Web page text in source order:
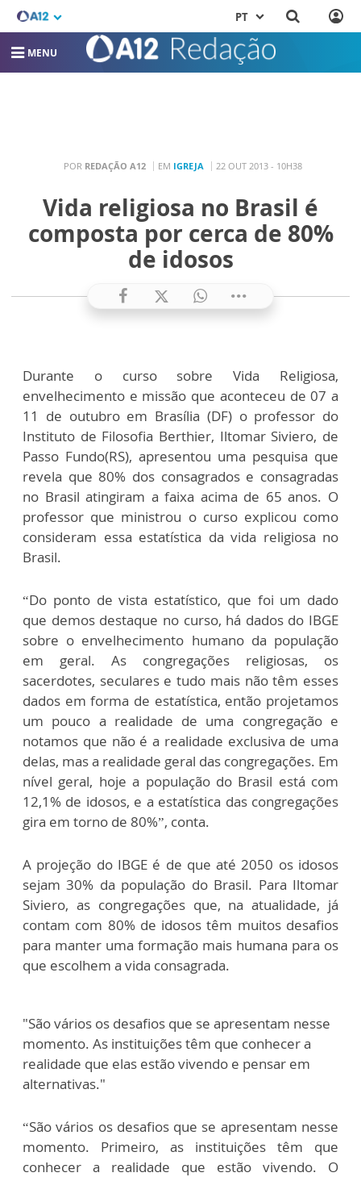
PT
MENU
POR REDAÇÃO A12 EM IGREJA 22 OUT 2013 - 10H38
Vida religiosa no Brasil é
composta por cerca de 80%
de idosos
Durante o curso sobre Vida Religiosa,
envelhecimento e missão que aconteceu de 07 a
11 de outubro em Brasília (DF) o professor do
Instituto de Filosofia Berthier, Iltomar Siviero, de
Passo Fundo(RS), apresentou uma pesquisa que
revela que 80% dos consagrados e consagradas
no Brasil atingiram a faixa acima de 65 anos. O
professor que ministrou o curso explicou como
consideram essa estatística da vida religiosa no
Brasil.
“Do ponto de vista estatístico, que foi um dado
que demos destaque no curso, há dados do IBGE
sobre o envelhecimento humano da população
em geral. As congregações religiosas, os
sacerdotes, seculares e tudo mais não têm esses
dados em forma de estatística, então projetamos
um pouco a realidade de uma congregação e
notamos que não é a realidade exclusiva de uma
delas, mas a realidade geral das congregações. Em
nível geral, hoje a população do Brasil está com
12,1% de idosos, e a estatística das congregações
gira em torno de 80%”, conta.
A projeção do IBGE é de que até 2050 os idosos
sejam 30% da população do Brasil. Para Iltomar
Siviero, as congregações que, na atualidade, já
contam com 80% de idosos têm muitos desafios
para manter uma formação mais humana para os
que escolhem a vida consagrada.
"São vários os desafios que se apresentam nesse
momento. As instituições têm que conhecer a
realidade que elas estão vivendo e pensar em
alternativas."
“São vários os desafios que se apresentam nesse
momento. Primeiro, as instituições têm que
conhecer a realidade que estão vivendo. O